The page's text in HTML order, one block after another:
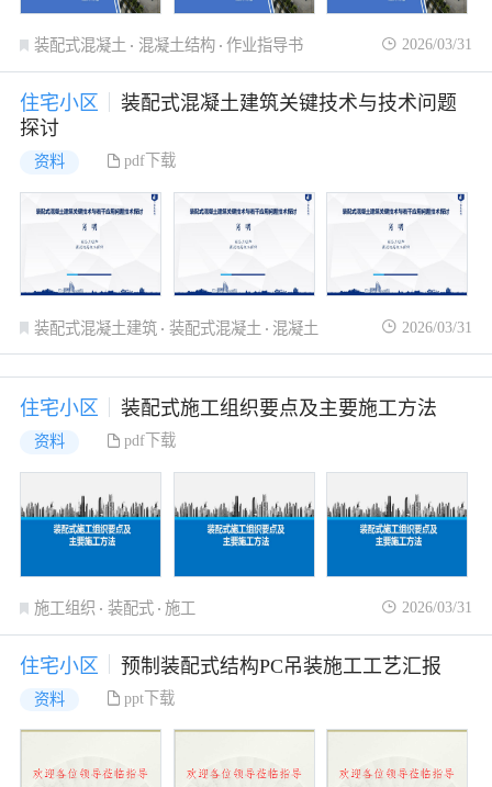
装配式混凝土 混凝土结构 作业指导书 2026/03/31
住宅小区
装配式混凝土建筑关键技术与技术问题
探讨
资料 pdf下载
装配式混凝土建筑 装配式混凝土 混凝土 2026/03/31
住宅小区 装配式施工组织要点及主要施工方法
资料 pdf下载
施工组织 装配式 施工 2026/03/31
住宅小区 预制装配式结构PC吊装施工工艺汇报
资料 ppt下载